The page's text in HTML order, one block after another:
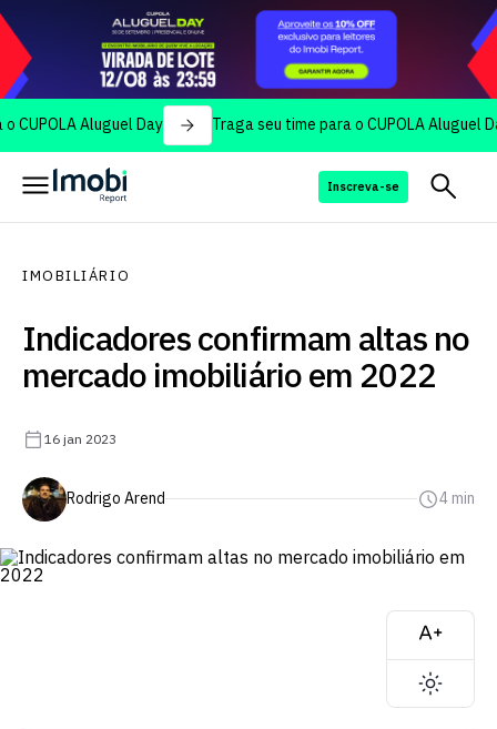
Aluguel Day Traga seu time para o CUPOLA Aluguel Day
Inscreva-se
IMOBILIÁRIO
Indicadores confirmam altas no
mercado imobiliário em 2022
16 jan 2023
Rodrigo Arend 4 min